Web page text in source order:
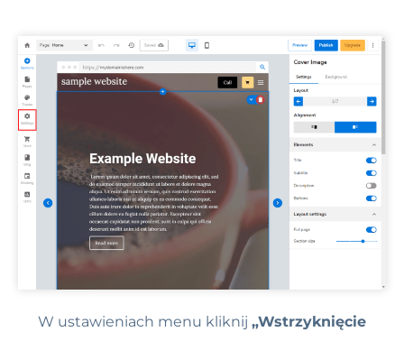
W ustawieniach menu kliknij „Wstrzyknięcie